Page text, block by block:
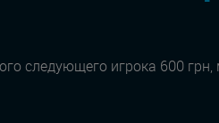
следующего игрока 600